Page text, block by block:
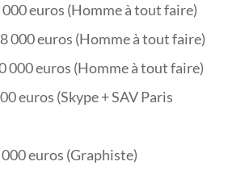
euros (Homme à tout faire)
000 euros (Homme à tout faire)
000 euros (Homme à tout faire)
euros (Skype + SAV Paris
euros (Graphiste)